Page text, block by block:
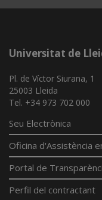
Universitat de
Pl. de Víctor Siurana, 1
25003 Lleida
Tel. +34 973 702 000
Seu Electrònica
Oficina d'Assistència
Portal de
Perfil del contractant